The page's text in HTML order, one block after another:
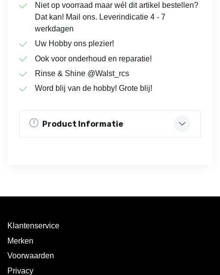
Niet op voorraad maar wél dit artikel bestellen?
Dat kan! Mail ons. Leverindicatie 4 - 7
werkdagen
Uw Hobby ons plezier!
Ook voor onderhoud en reparatie!
Rinse & Shine @Walst_rcs
Word blij van de hobby! Grote blij!
Product Informatie
Klantenservice
Merken
Voorwaarden
Privacy